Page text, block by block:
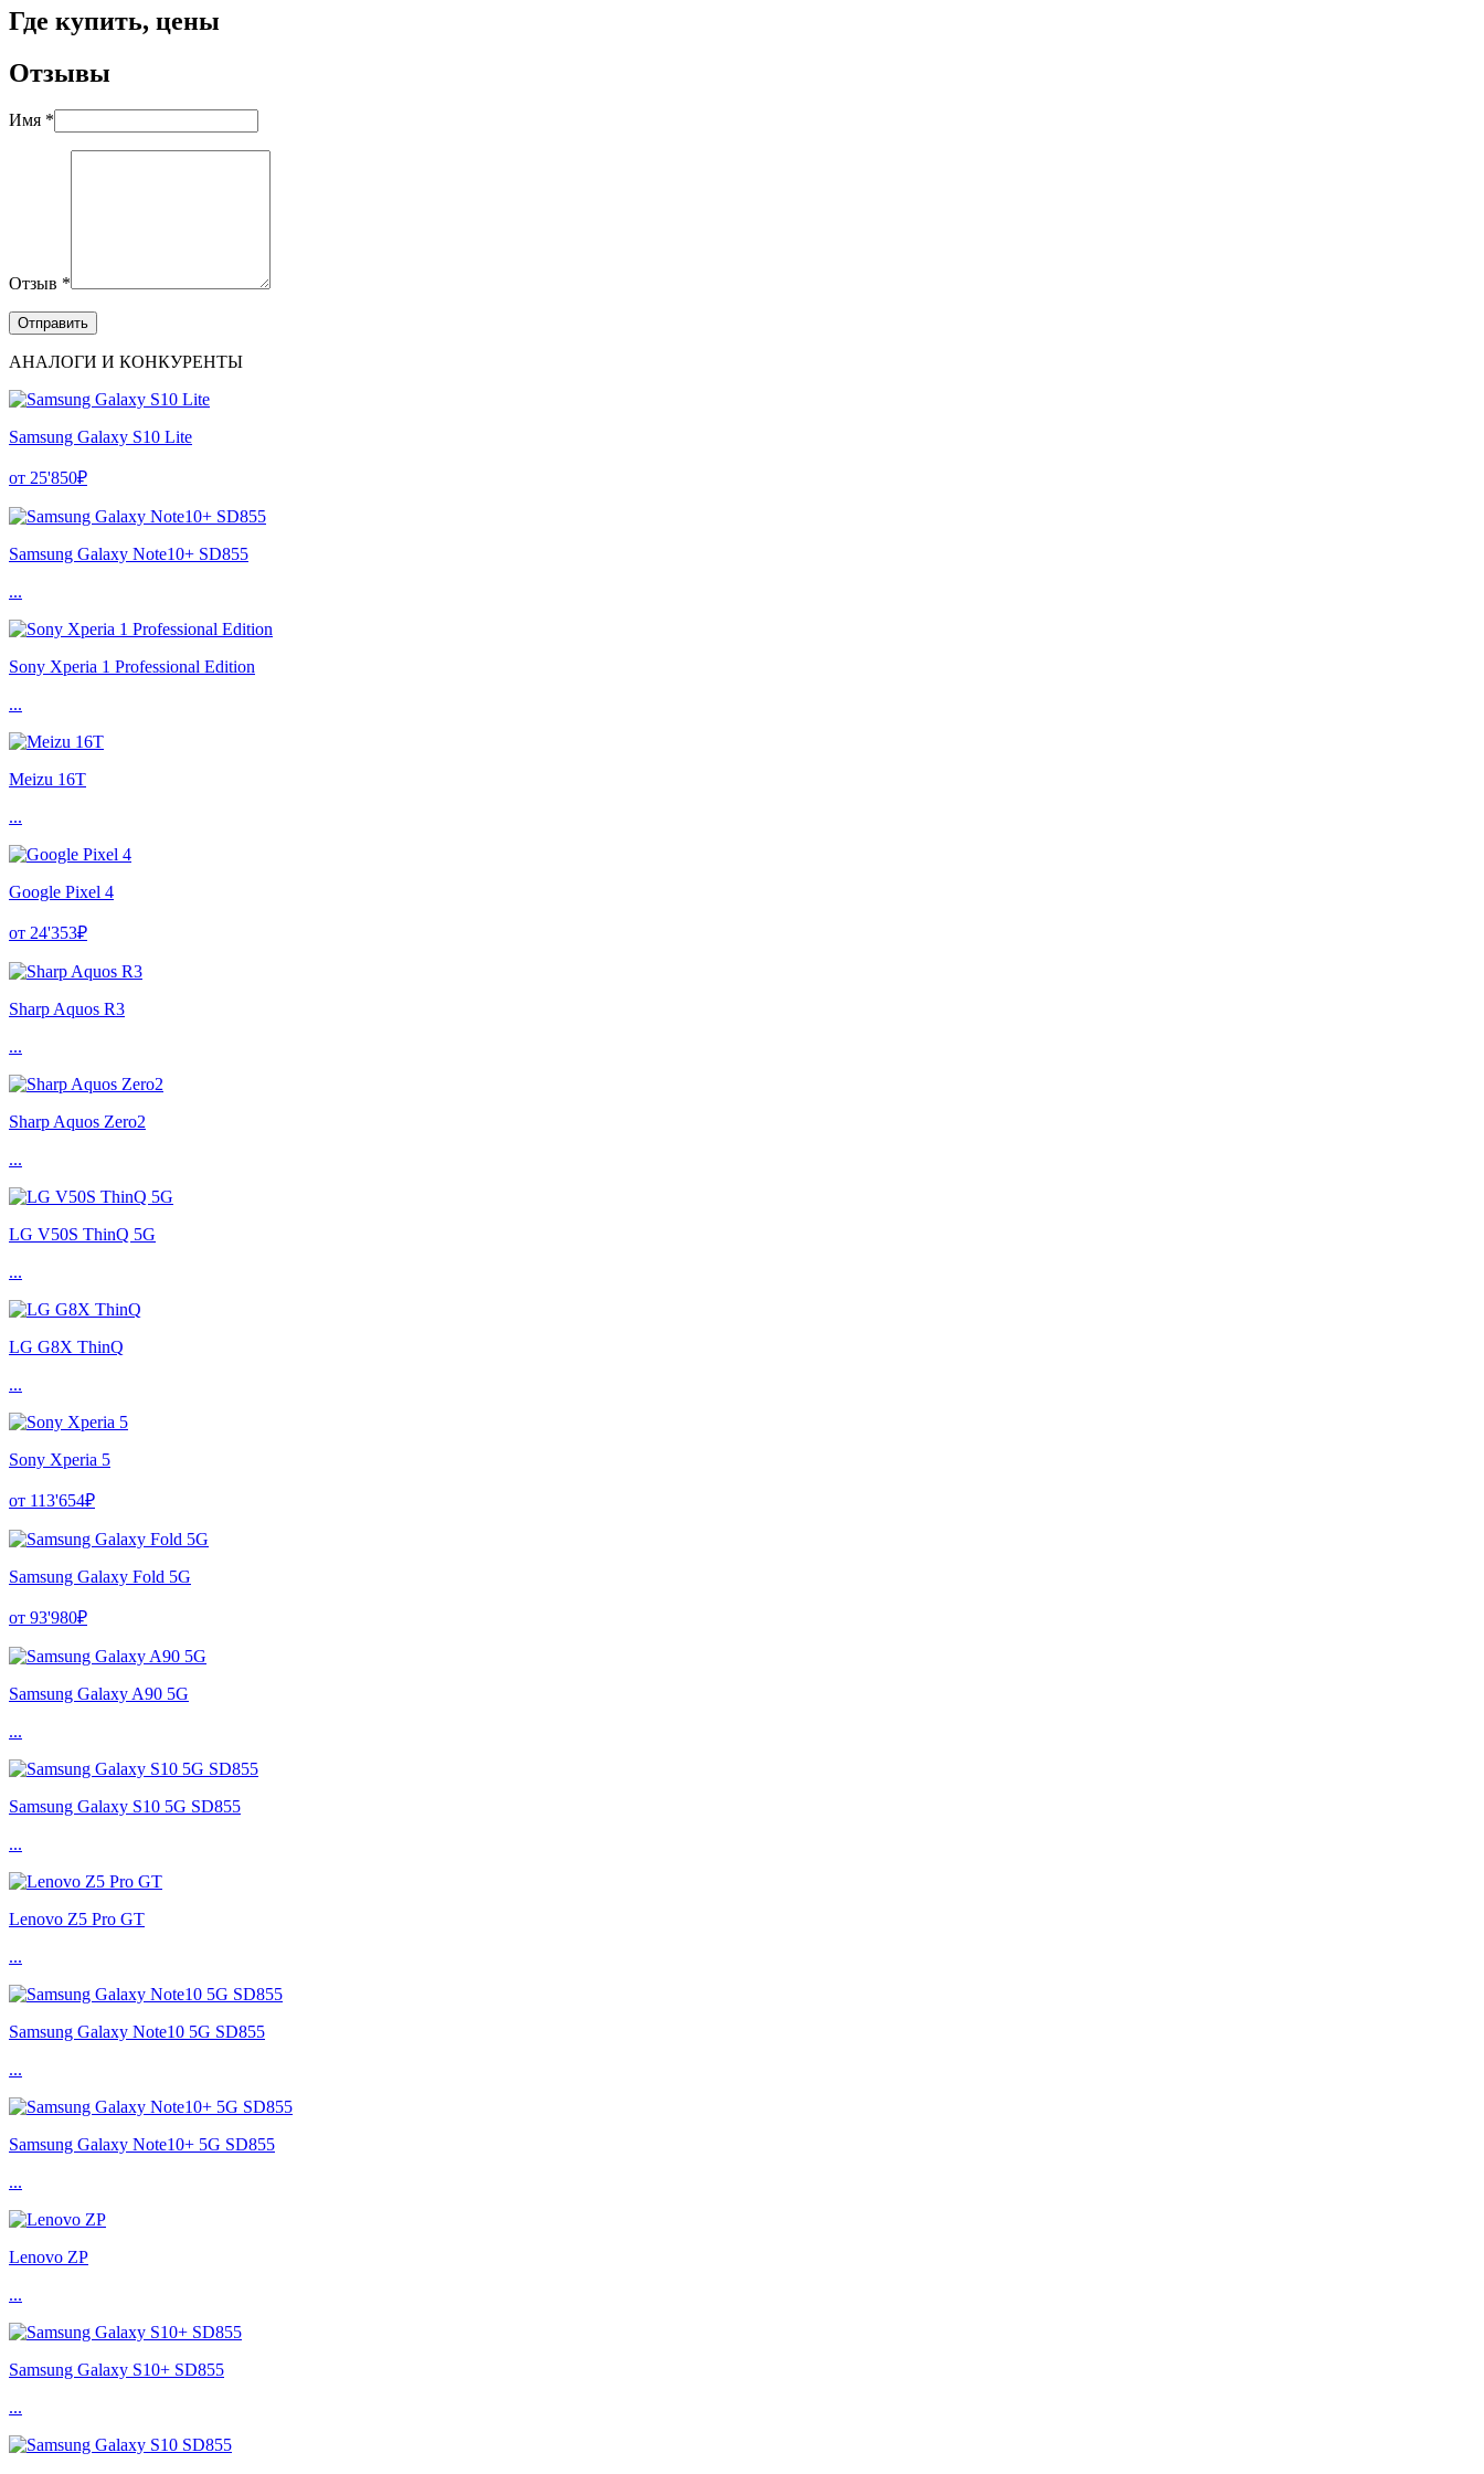
Где купить, цены
Отзывы
Имя *
Отзыв *
АНАЛОГИ И КОНКУРЕНТЫ
Samsung Galaxy S10 Lite
от 25'850₽
Samsung Galaxy Note10+ SD855
...
Sony Xperia 1 Professional Edition
...
Meizu 16T
...
Google Pixel 4
от 24'353₽
Sharp Aquos R3
...
Sharp Aquos Zero2
...
LG V50S ThinQ 5G
...
LG G8X ThinQ
...
Sony Xperia 5
от 113'654₽
Samsung Galaxy Fold 5G
от 93'980₽
Samsung Galaxy A90 5G
...
Samsung Galaxy S10 5G SD855
...
Lenovo Z5 Pro GT
...
Samsung Galaxy Note10 5G SD855
...
Samsung Galaxy Note10+ 5G SD855
...
Lenovo ZP
...
Samsung Galaxy S10+ SD855
...